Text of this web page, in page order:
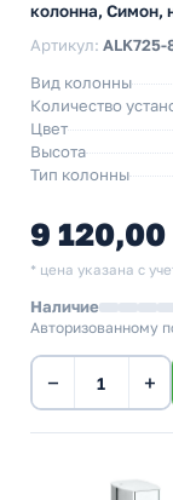
колонна, Симон,
Артикул: ALK725-
Вид колонны
Количество
Цвет
Высота
Тип колонны
9 120,00
* цена указана с
Наличие
Авторизованному
− +